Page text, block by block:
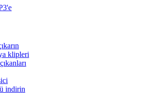
klipleri
indirin